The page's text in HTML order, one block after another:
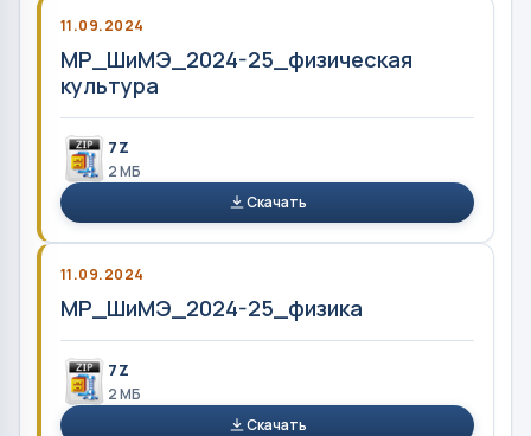
11.09.2024
МР_ШиМЭ_2024-25_физическая
культура
7Z
2 MБ
Скачать
11.09.2024
МР_ШиМЭ_2024-25_физика
7Z
2 MБ
Скачать